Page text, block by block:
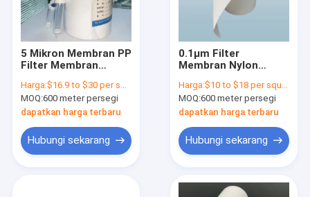
5 Mikron Membran PP
Filter Membran
Hydrophilic
Harga:$16.9 to $30 per square meter
MOQ:600 meter persegi
dapatkan harga terbaru
Hubungi sekarang
0.1μm Filter
Membran Nylon
Steril Ketahanan
Termal Tinggi
Harga:$10 to $18 per square meter
MOQ:600 meter persegi
dapatkan harga terbaru
Hubungi sekarang